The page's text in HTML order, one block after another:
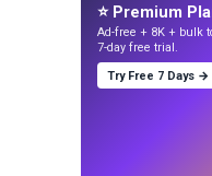
⭐ Premium
Ad-free + 8K + bulk
7-day free trial.
Try Free 7 Days →